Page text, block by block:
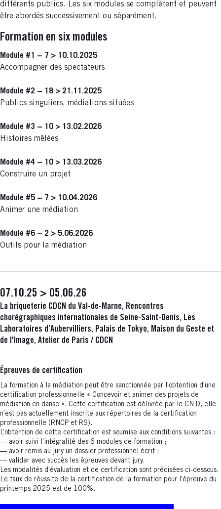
différents publics. Les six modules se complètent et peuvent
être abordés successivement ou séparément.
Formation en six modules
Module #1 − 7 > 10.10.2025
Accompagner des spectateurs
Module #2 − 18 > 21.11.2025
Publics singuliers, médiations situées
Module #3 − 10 > 13.02.2026
Histoires mêlées
Module #4 − 10 > 13.03.2026
Construire un projet
Module #5 − 7 > 10.04.2026
Animer une médiation
Module #6 − 2 > 5.06.2026
Outils pour la médiation
07.10.25 > 05.06.26
La briqueterie CDCN du Val-de-Marne, Rencontres
chorégraphiques internationales de Seine-Saint-Denis, Les
Laboratoires d’Aubervilliers, Palais de Tokyo, Maison du Geste et
de l'Image, Atelier de Paris / CDCN
Épreuves de certification
La formation à la médiation peut être sanctionnée par l’obtention d’une
certification professionnelle « Concevoir et animer des projets de
médiation en danse ». Cette certification est délivrée par le CN D, elle
n’est pas actuellement inscrite aux répertoires de la certification
professionnelle (RNCP et RS).
L’obtention de cette certification est soumise aux conditions suivantes :
— avoir suivi l’intégralité des 6 modules de formation ;
— avoir remis au jury un dossier professionnel écrit ;
— valider avec succès les épreuves devant jury.
Les modalités d’évaluation et de certification sont précisées ci-dessous.
Le taux de réussite de la certification de la formation pour l’épreuve du
printemps 2025 est de 100%.